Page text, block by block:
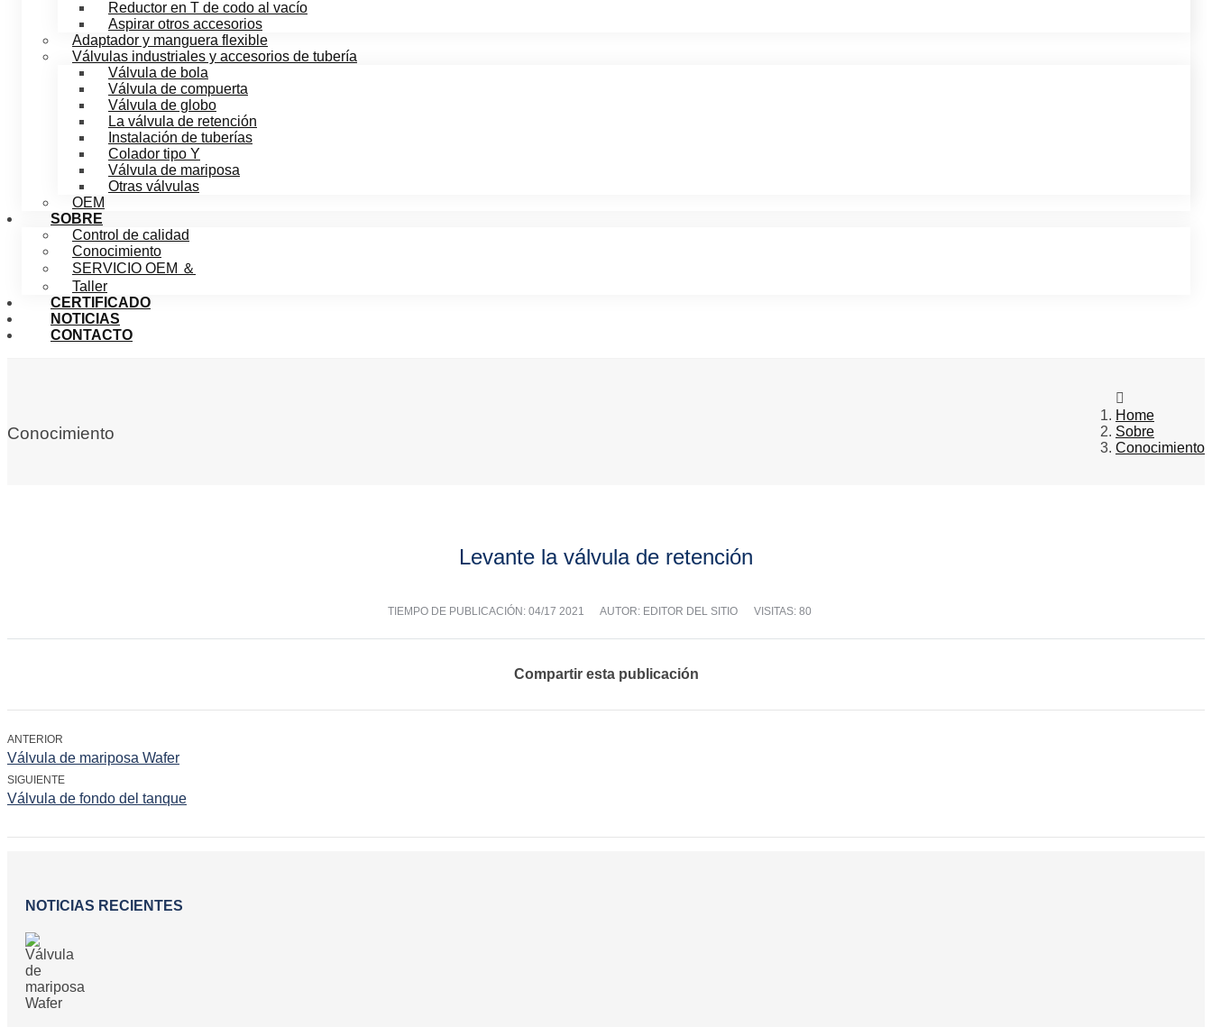
Reductor en T de codo al vacío
Aspirar otros accesorios
Adaptador y manguera flexible
Válvulas industriales y accesorios de tubería
Válvula de bola
Válvula de compuerta
Válvula de globo
La válvula de retención
Instalación de tuberías
Colador tipo Y
Válvula de mariposa
Otras válvulas
OEM
SOBRE
Control de calidad
Conocimiento
SERVICIO OEM ＆
Taller
CERTIFICADO
NOTICIAS
CONTACTO
Conocimiento
Home
Sobre
Conocimiento
Levante la válvula de retención
TIEMPO DE PUBLICACIÓN: 04/17 2021 AUTOR: EDITOR DEL SITIO VISITAS: 80
Compartir esta publicación
ANTERIOR
Válvula de mariposa Wafer
SIGUIENTE
Válvula de fondo del tanque
NOTICIAS RECIENTES